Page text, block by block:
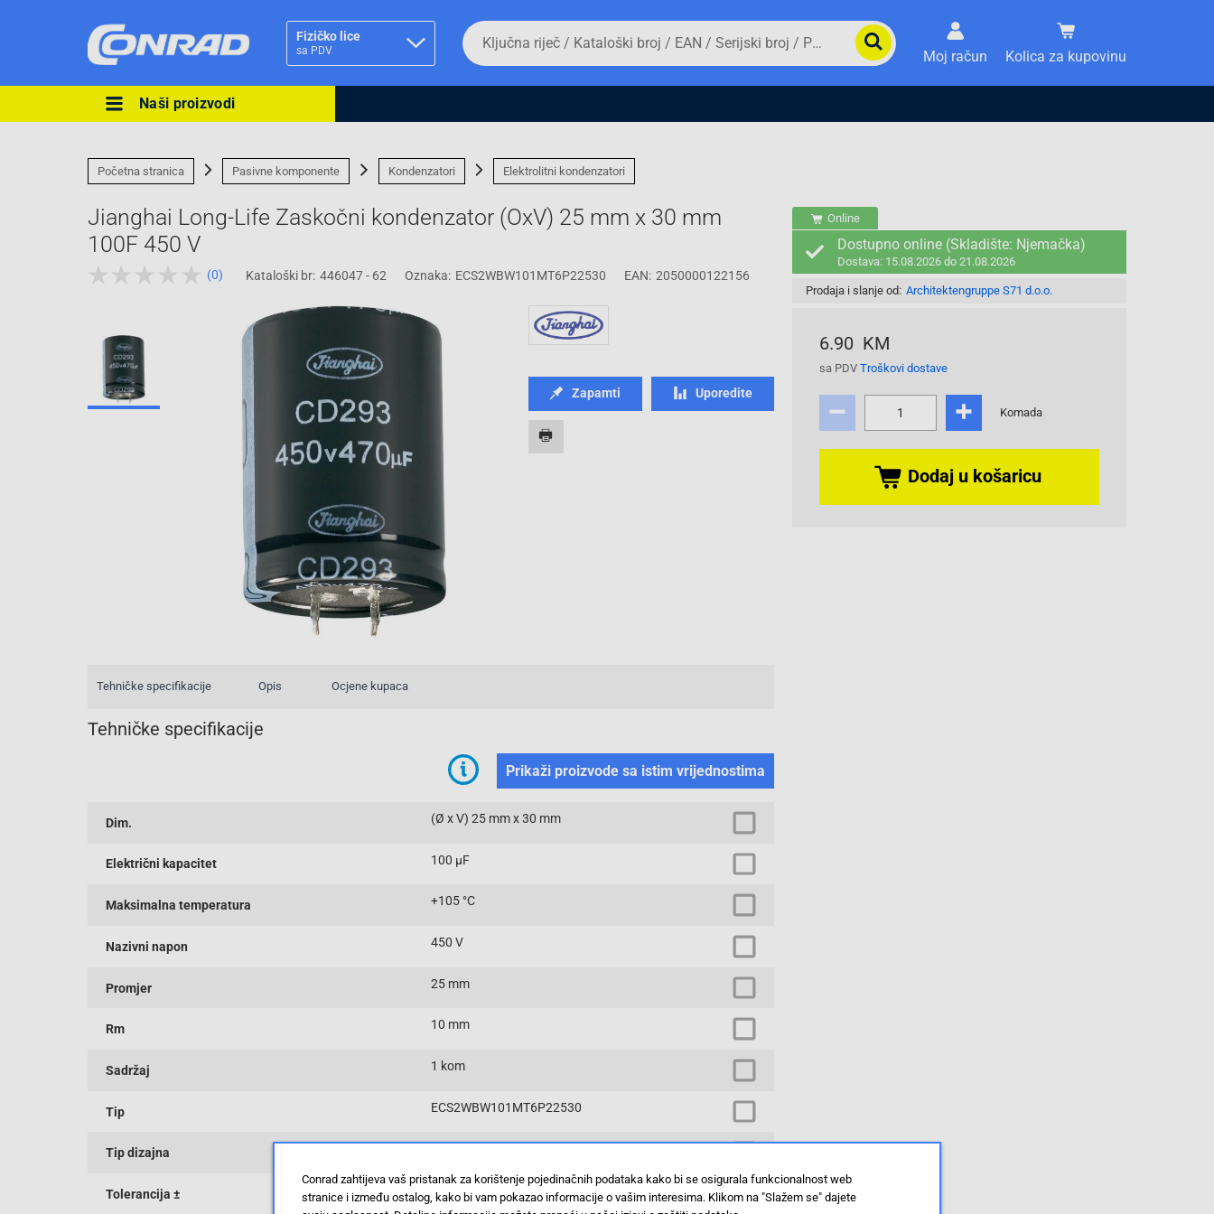
Fizičko lice
sa PDV
Ova postavka prilagođava asortiman proizvoda i
Pravno lice Fizičko lice
Da
biste
potražili
proizvod,
broj,
EAN
serijski
Moj račun Kolica za kupovinu
Naši proizvodi
Početna stranica Pasivne komponente Kondenzatori Elektrolitni kondenzatori
Jianghai Long-Life Zaskočni kondenzator (OxV) 25 mm x 30 mm
100F 450 V
(0) Kataloški br: 446047 - 62 Oznaka: ECS2WBW101MT6P22530 EAN: 2050000122156
Online
Dostupno online (Skladište: Njemačka)
Dostava: 15.08.2026 do 21.08.2026
Prodaja i slanje od: Architektengruppe S71 d.o.o.
6.90 KM
sa PDV Troškovi dostave
Komada
Dodaj u košaricu
Zapamti Uporedite
Tehničke specifikacije Opis Ocjene kupaca
Tehničke specifikacije
Prikaži proizvode sa istim vrijednostima
Dim. (Ø x V) 25 mm x 30 mm
Električni kapacitet 100 µF
Maksimalna temperatura +105 °C
Nazivni napon 450 V
Promjer 25 mm
Rm 10 mm
Sadržaj 1 kom
Tip ECS2WBW101MT6P22530
Tip dizajna SnapIn
Tolerancija ± 20 %
Conrad zahtijeva vaš pristanak za korištenje pojedinačnih podataka kako bi se osigurala funkcionalnost web
stranice i između ostalog, kako bi vam pokazao informacije o vašim interesima. Klikom na "Slažem se" dajete